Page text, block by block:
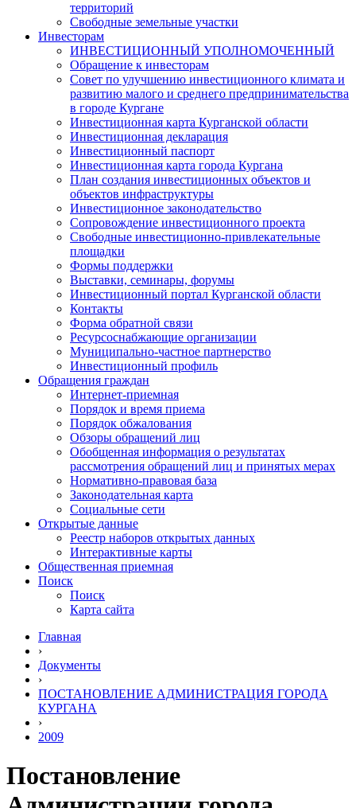
территорий
Свободные земельные участки
Инвесторам
ИНВЕСТИЦИОННЫЙ УПОЛНОМОЧЕННЫЙ
Обращение к инвесторам
Совет по улучшению инвестиционного климата и
развитию малого и среднего предпринимательства
в городе Кургане
Инвестиционная карта Курганской области
Инвестиционная декларация
Инвестиционный паспорт
Инвестиционная карта города Кургана
План создания инвестиционных объектов и
объектов инфраструктуры
Инвестиционное законодательство
Сопровождение инвестиционного проекта
Свободные инвестиционно-привлекательные
площадки
Формы поддержки
Выставки, семинары, форумы
Инвестиционный портал Курганской области
Контакты
Форма обратной связи
Ресурсоснабжающие организации
Муниципально-частное партнерство
Инвестиционный профиль
Обращения граждан
Интернет-приемная
Порядок и время приема
Порядок обжалования
Обзоры обращений лиц
Обобщенная информация о результатах
рассмотрения обращений лиц и принятых мерах
Нормативно-правовая база
Законодательная карта
Социальные сети
Открытые данные
Реестр наборов открытых данных
Интерактивные карты
Общественная приемная
Поиск
Поиск
Карта сайта
Главная
›
Документы
›
ПОСТАНОВЛЕНИЕ АДМИНИСТРАЦИЯ ГОРОДА
КУРГАНА
›
2009
Постановление